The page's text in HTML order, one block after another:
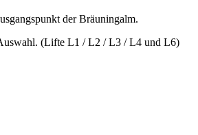
der Bräuningalm.
(Lifte L1 / L2 / L3 / L4 und L6)